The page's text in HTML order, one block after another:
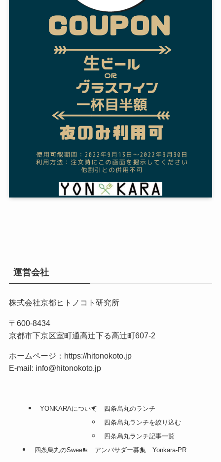
運営会社
株式会社京都ヒトノコト研究所
〒600-8434
京都市下京区室町通高辻下る高辻町607-2
ホームページ： https://hitonokoto.jp
E-mail: info@hitonokoto.jp
YONKARAについて
四条烏丸のランチ
四条烏丸ランチを絞り込む
四条烏丸ランチ記事一覧
四条烏丸のSweets
アンバサダー募集 Yonkara-PR